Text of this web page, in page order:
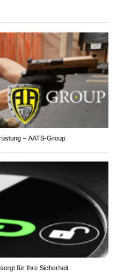
– AATS-Group
für Ihre Sicherheit